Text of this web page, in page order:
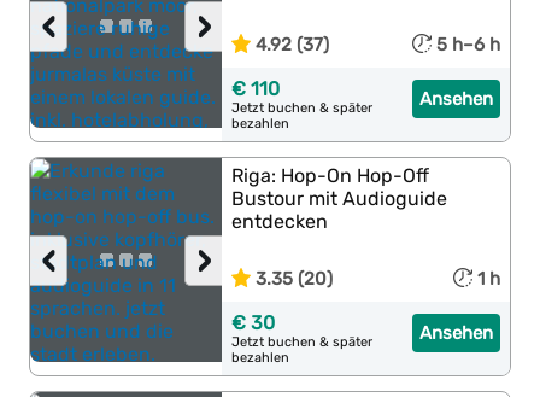
›
‹ 4.92 (37) 5 h–6 h
Ansehen
€ 110
Jetzt buchen & später
bezahlen
›
‹
Riga: Hop-On Hop-Off
Bustour mit Audioguide
entdecken
3.35 (20) 1 h
Ansehen
€ 30
Jetzt buchen & später
bezahlen